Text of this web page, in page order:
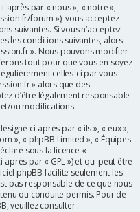
c
après par « nous », « notre »,
forum »), vous acceptez
suivantes. Si vous n’acceptez
les conditions suivantes, alors
». Nous pouvons modifier
tout pour que vous en soyez
celles-ci par vous-
» alors que des
d’être légalement responsable
ou modifications.
ci-après par « ils », « eux »,
», « phpBB Limited », « Équipes
sous la licence «
après par « GPL ») et qui peut être
phpBB facilite seulement les
pas responsable de ce que nous
ou conduite permis. Pour de
veuillez consulter :